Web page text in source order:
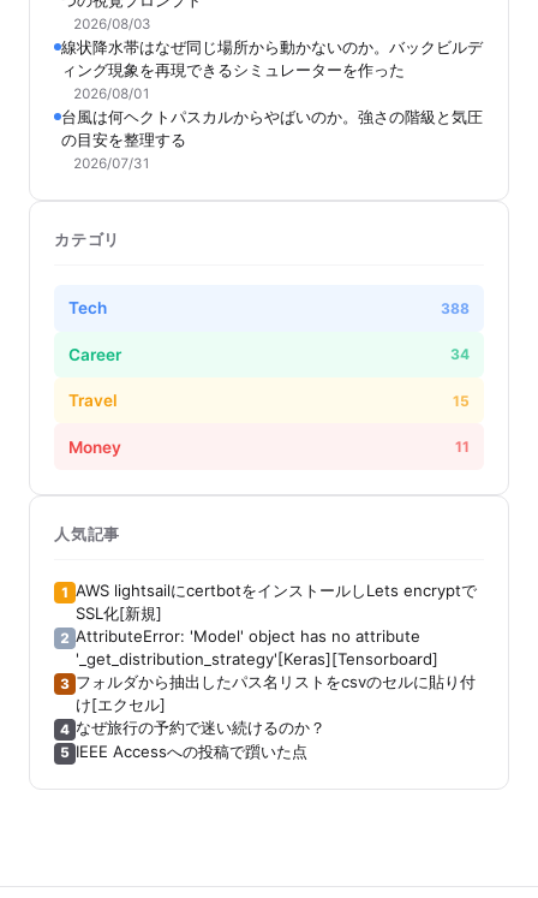
2026/08/03
線状降水帯はなぜ同じ場所から動かないのか。バックビルデ
ィング現象を再現できるシミュレーターを作った
2026/08/01
台風は何ヘクトパスカルからやばいのか。強さの階級と気圧
の目安を整理する
2026/07/31
カテゴリ
Tech 388
Career 34
Travel 15
Money 11
人気記事
1 AWS lightsailにcertbotをインストールしLets encryptで
SSL化[新規]
2 AttributeError: 'Model' object has no attribute
'_get_distribution_strategy'[Keras][Tensorboard]
3 フォルダから抽出したパス名リストをcsvのセルに貼り付
け[エクセル]
4 なぜ旅行の予約で迷い続けるのか？
5 IEEE Accessへの投稿で躓いた点